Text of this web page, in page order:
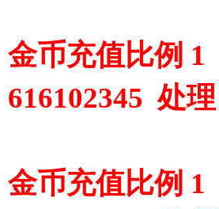
金币充值比例
616102345 处理
金币充值比例